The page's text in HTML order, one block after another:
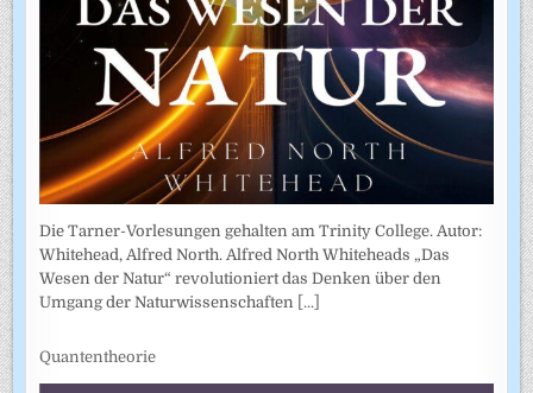
Die Tarner-Vorlesungen gehalten am Trinity College. Autor:
Whitehead, Alfred North. Alfred North Whiteheads „Das
Wesen der Natur“ revolutioniert das Denken über den
Umgang der Naturwissenschaften [...]
Quantentheorie